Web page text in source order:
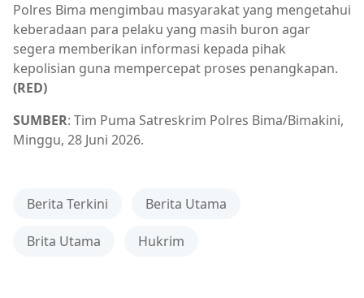
Polres Bima mengimbau masyarakat yang mengetahui
keberadaan para pelaku yang masih buron agar
segera memberikan informasi kepada pihak
kepolisian guna mempercepat proses penangkapan.
(RED)
SUMBER: Tim Puma Satreskrim Polres Bima/Bimakini,
Minggu, 28 Juni 2026.
Berita Terkini Berita Utama
Brita Utama Hukrim